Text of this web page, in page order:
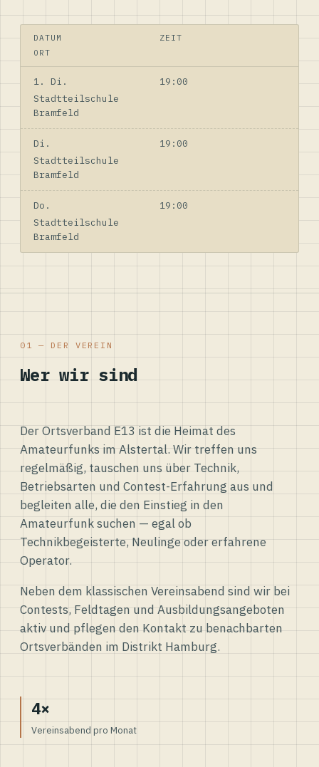
DATUM
ZEIT
ORT
1. Di.
19:00
Stadtteilschule
Bramfeld
Di.
19:00
Stadtteilschule
Bramfeld
Do.
19:00
Stadtteilschule
Bramfeld
01 — DER VEREIN
Wer wir sind
Der Ortsverband E13 ist die Heimat des
Amateurfunks im Alstertal. Wir treffen uns
regelmäßig, tauschen uns über Technik,
Betriebsarten und Contest-Erfahrung aus und
begleiten alle, die den Einstieg in den
Amateurfunk suchen — egal ob
Technikbegeisterte, Neulinge oder erfahrene
Operator.
Neben dem klassischen Vereinsabend sind wir bei
Contests, Feldtagen und Ausbildungsangeboten
aktiv und pflegen den Kontakt zu benachbarten
Ortsverbänden im Distrikt Hamburg.
4×
Vereinsabend pro Monat